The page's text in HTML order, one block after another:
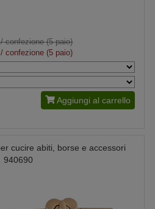
confezione (5 paio)
/ confezione (5 paio)
Aggiungi al carrello
cucire abiti, borse e accessori
940690